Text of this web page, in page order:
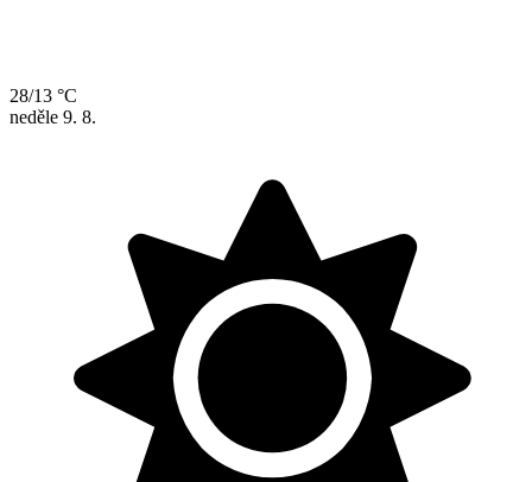
28/13 °C
neděle 9. 8.